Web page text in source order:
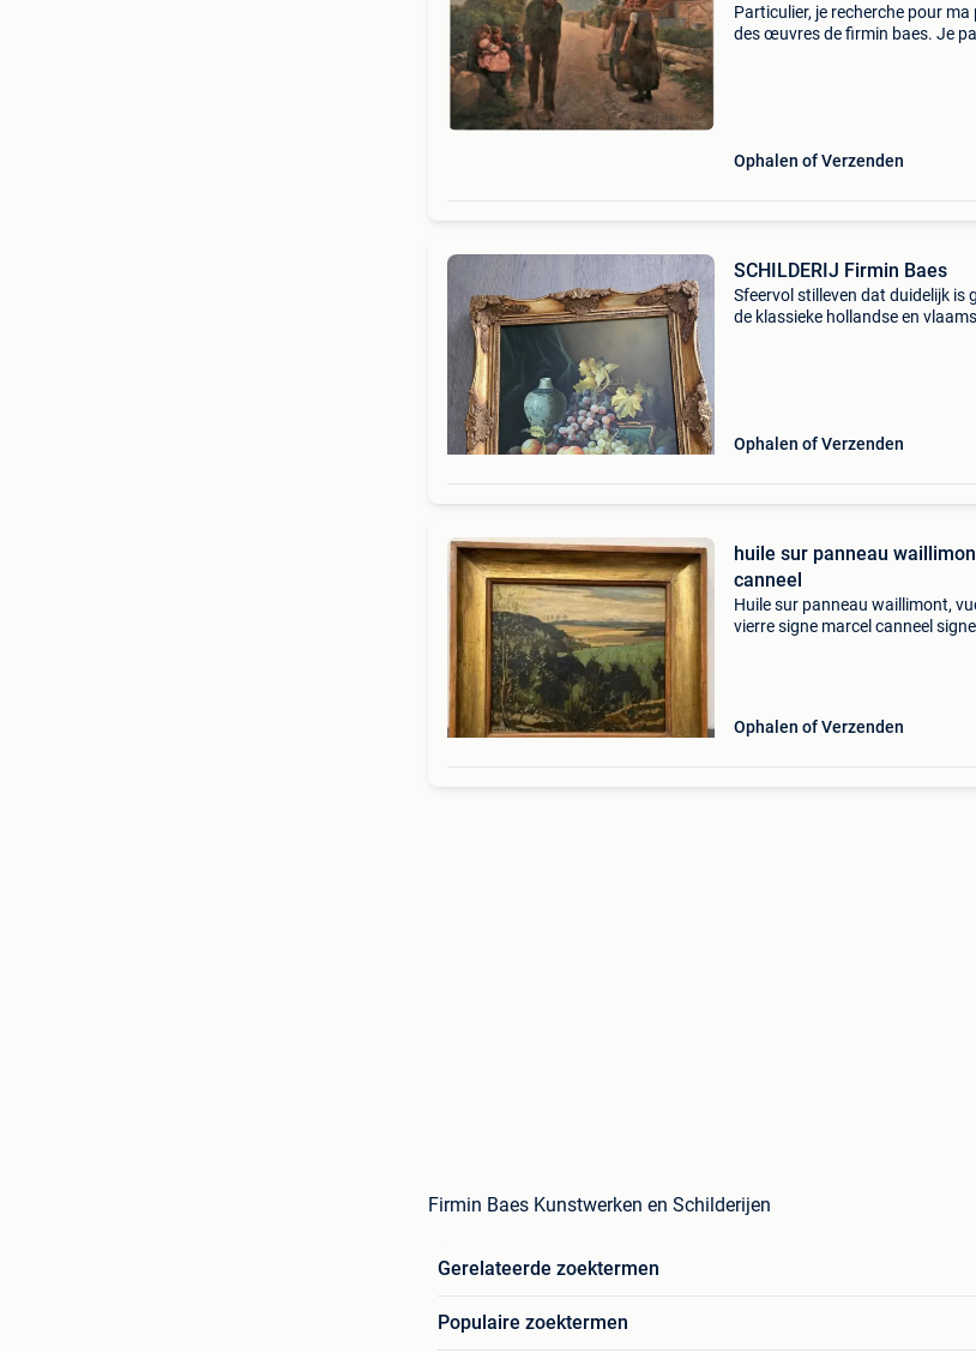
Particulier, je recherche pour
des œuvres de firmin baes. Je
Ophalen of Verzenden
SCHILDERIJ Firmin Baes
Sfeervol stilleven dat duidelijk is
de klassieke hollandse en
Ophalen of Verzenden
huile sur panneau
canneel
Huile sur panneau waillimont,
vierre signe marcel canneel
Ophalen of Verzenden
Firmin Baes Kunstwerken en Schilderijen
Gerelateerde zoektermen
Populaire zoektermen